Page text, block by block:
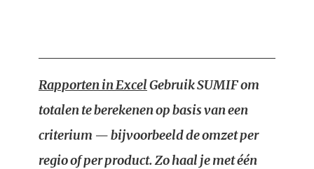
Rapporten in ExcelGebruik SUMIF om
totalen te berekenen op basis van een
criterium — bijvoorbeeld de omzet per
regio of per product. Zo haal je met één